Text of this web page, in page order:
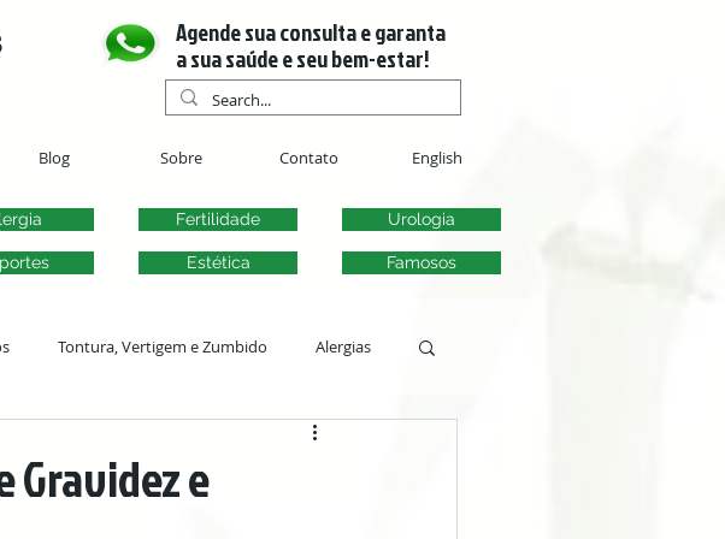
Agende sua consulta e garanta
a sua saúde e seu bem-estar!
Blog Sobre Contato English
Fertilidade
Estética
Urologia
Famosos
Tontura, Vertigem e Zumbido Alergias
Gravidez e